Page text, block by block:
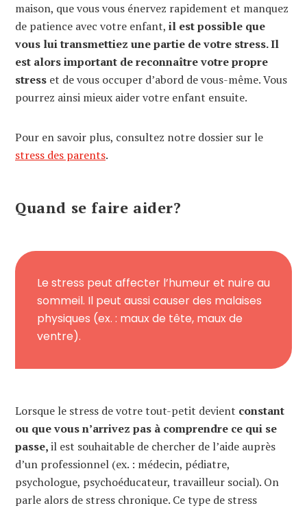
maison, que vous vous énervez rapidement et manquez
de patience avec votre enfant, il est possible que
vous lui transmettiez une partie de votre stress. Il
est alors important de reconnaître votre propre
stress et de vous occuper d’abord de vous-même. Vous
pourrez ainsi mieux aider votre enfant ensuite.
Pour en savoir plus, consultez notre dossier sur le
stress des parents.
Quand se faire aider?
Le stress peut affecter l’humeur et nuire au
sommeil. Il peut aussi causer des malaises
physiques (ex. : maux de tête, maux de
ventre).
Lorsque le stress de votre tout-petit devient constant
ou que vous n’arrivez pas à comprendre ce qui se
passe,il est souhaitable de chercher de l’aide auprès
d’un professionnel (ex. : médecin, pédiatre,
psychologue, psychoéducateur, travailleur social). On
parle alors de stress chronique. Ce type de stress